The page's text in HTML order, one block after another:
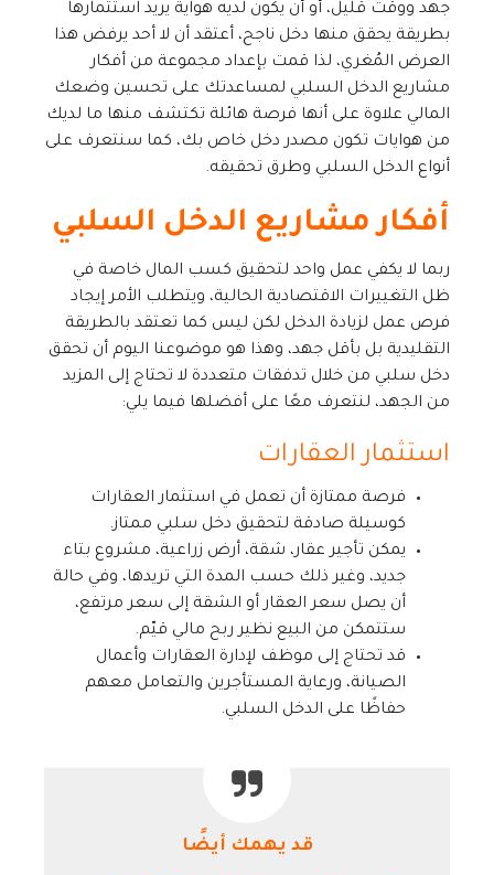
جهد ووقت قليل، أو أن يكون لديه هواية يريد استثمارها
بطريقة يحقق منها دخل ناجح، أعتقد أن لا أحد يرفض هذا
العرض المُغري، لذا قمت بإعداد مجموعة من أفكار
مشاريع الدخل السلبي لمساعدتك على تحسين وضعك
المالي علاوة على أنها فرصة هائلة تكتشف منها ما لديك
من هوايات تكون مصدر دخل خاص بك، كما سنتعرف على
أنواع الدخل السلبي وطرق تحقيقه.
أفكار مشاريع الدخل السلبي
ربما لا يكفي عمل واحد لتحقيق كسب المال خاصة في
ظل التغييرات الاقتصادية الحالية، ويتطلب الأمر إيجاد
فرص عمل لزيادة الدخل لكن ليس كما تعتقد بالطريقة
التقليدية بل بأقل جهد، وهذا هو موضوعنا اليوم أن تحقق
دخل سلبي من خلال تدفقات متعددة لا تحتاج إلى المزيد
من الجهد، لنتعرف معًا على أفضلها فيما يلي:
استثمار العقارات
فرصة ممتازة أن تعمل في استثمار العقارات
كوسيلة صادقة لتحقيق دخل سلبي ممتاز.
يمكن تأجير عقار، شقة، أرض زراعية، مشروع بتاء
جديد، وغير ذلك حسب المدة التي تريدها، وفي حالة
أن يصل سعر العقار أو الشقة إلى سعر مرتفع،
ستتمكن من البيع نظير ربح مالي قيّم.
قد تحتاج إلى موظف لإدارة العقارات وأعمال
الصيانة، ورعاية المستأجرين والتعامل معهم
حفاظًا على الدخل السلبي.
قد يهمك أيضًا